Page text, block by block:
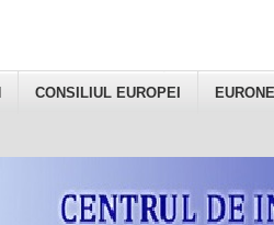
CONSILIUL EUROPEI